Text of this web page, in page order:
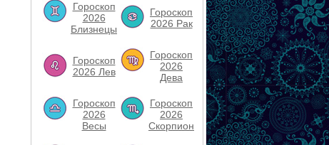
Гороскоп
2026
Близнецы
Гороскоп
2026 Рак
Гороскоп
2026 Лев
Гороскоп
2026
Дева
Гороскоп
2026
Весы
Гороскоп
2026
Скорпион